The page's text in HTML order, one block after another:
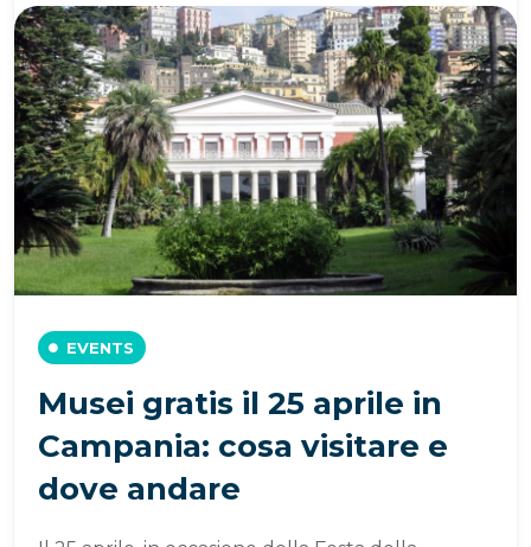
EVENTS
Musei gratis il 25 aprile in
Campania: cosa visitare e
dove andare